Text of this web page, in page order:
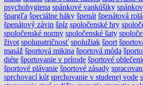
psychohygiena spánkové vankúšiky
špargľa špeciálne háky špenát špenátová
špenátový závin špíz spoločenské hry
spoločenské normy spoločenské šaty
život spolupatričnosť spolužiak šport
masáž športová mikina športová móda
diéte športovanie v prírode športové
športové plávanie športové zásady
sprchovací kút sprchovanie v studenej vode